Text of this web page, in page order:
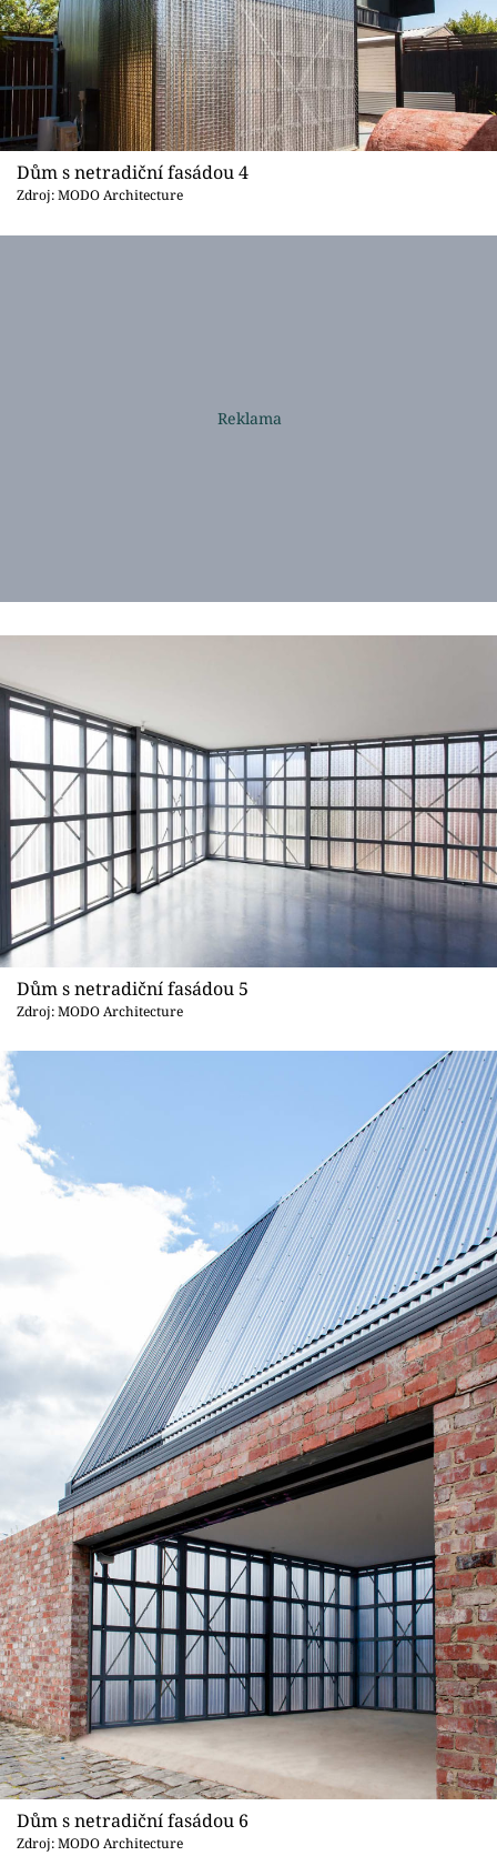
Dům s netradiční fasádou 4
Zdroj: MODO Architecture
Dům s netradiční fasádou 5
Zdroj: MODO Architecture
Dům s netradiční fasádou 6
Zdroj: MODO Architecture